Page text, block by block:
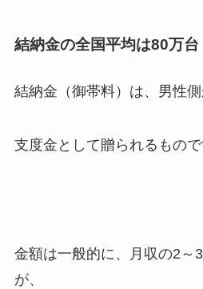
結納金の全国平均は80万台
結納金（御帯料）は、男性
支度金として贈られるもので
金額は一般的に、月収の2～
が、